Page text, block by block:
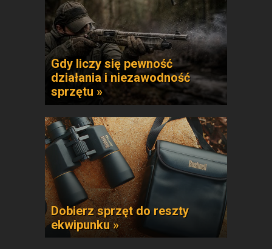
Gdy liczy się pewność
działania i niezawodność
sprzętu »
Dobierz sprzęt do reszty
ekwipunku »